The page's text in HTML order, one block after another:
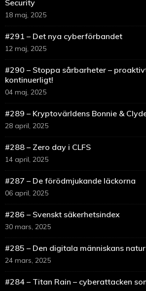
Security
18 maj, 2025
#291 – Det nya cyberförbandet
12 maj, 2025
#290 – Stoppa sårbarheter –
kontinuerligt!
04 maj, 2025
#289 – Kryptovärldens Bonnie &
28 april, 2025
#288 – Zero day i CLFS
14 april, 2025
#287 – De förödmjukande läckorna
06 april, 2025
#286 – Svenskt säkerhetsindex
30 mars, 2025
#285 – Den digitala människans natur
24 mars, 2025
#284 – Titan Rain – cyberattacken